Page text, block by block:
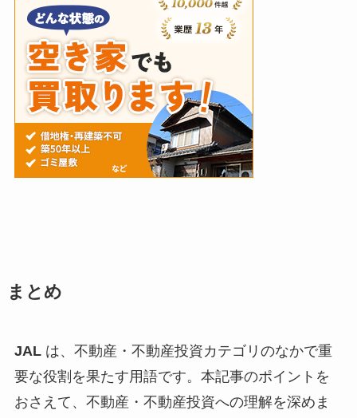
まとめ
JALは、不動産・不動産投資カテゴリのなかで重
要な役割を果たす用語です。本記事のポイントを
おさえて、不動産・不動産投資への理解を深めま